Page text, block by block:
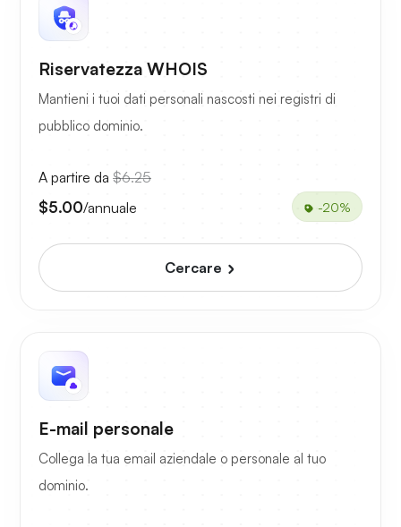
Riservatezza WHOIS
Mantieni i tuoi dati personali nascosti nei registri di
pubblico dominio.
A partire da $6.25
$5.00/annuale -20%
Cercare
E-mail personale
Collega la tua email aziendale o personale al tuo
dominio.